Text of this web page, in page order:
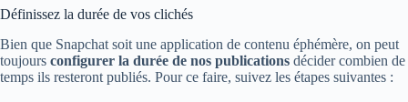
Définissez la durée de vos clichés
Bien que Snapchat soit une application de contenu éphémère, on peut
toujours configurer la durée de nos publications décider combien de
temps ils resteront publiés. Pour ce faire, suivez les étapes suivantes :